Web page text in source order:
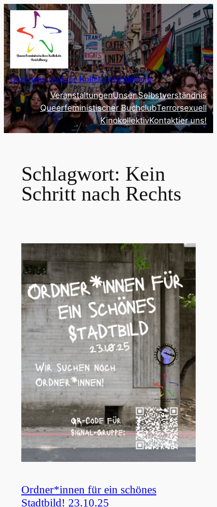
Zum
Inhalt
springen
Queerfeministische Kollektiv Heidelberg
VeranstaltungenUnser Selbstverständnis
Queerfeministischer BuchclubTerrorsexuell
KinokollektivKontaktier uns!
Schlagwort: Kein
Schritt nach Rechts
Ordner*innen für ein schönes
Stadtbild! 23.10.25